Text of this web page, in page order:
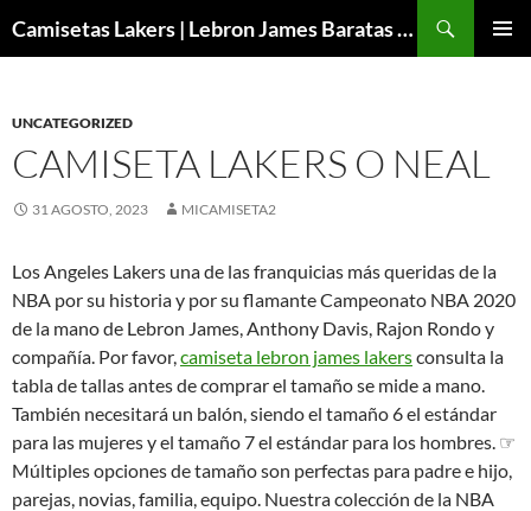
Camisetas Lakers | Lebron James Baratas 2024 – Micamisetanba
UNCATEGORIZED
CAMISETA LAKERS O NEAL
31 AGOSTO, 2023 MICAMISETA2
Los Angeles Lakers una de las franquicias más queridas de la
NBA por su historia y por su flamante Campeonato NBA 2020
de la mano de Lebron James, Anthony Davis, Rajon Rondo y
compañía. Por favor,camiseta lebron james lakersconsulta la
tabla de tallas antes de comprar el tamaño se mide a mano.
También necesitará un balón, siendo el tamaño 6 el estándar
para las mujeres y el tamaño 7 el estándar para los hombres. ☞
Múltiples opciones de tamaño son perfectas para padre e hijo,
parejas, novias, familia, equipo. Nuestra colección de la NBA